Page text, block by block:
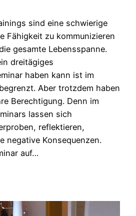
sind eine schwierige
Fähigkeit zu kommunizieren
gesamte Lebensspanne.
dreitägiges
haben kann ist im
Aber trotzdem haben
Berechtigung. Denn im
lassen sich
reflektieren,
negative Konsequenzen.
auf…